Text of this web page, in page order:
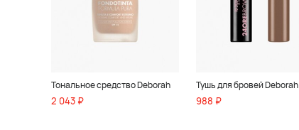
Тональное средство Deborah
2 043 ₽
Тушь для бровей Deborah
988 ₽